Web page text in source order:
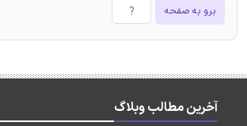
برو به صفحه
آخرین مطالب وبلاگ